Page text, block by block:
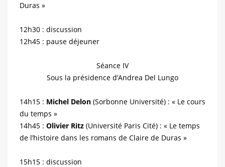
Duras »
12h30 : discussion
12h45 : pause déjeuner
Séance IV
Sous la présidence d’Andrea Del Lungo
14h15 : Michel Delon (Sorbonne Université) : « Le cours
du temps »
14h45 : Olivier Ritz (Université Paris Cité) : « Le temps
de l’histoire dans les romans de Claire de Duras »
15h15 : discussion